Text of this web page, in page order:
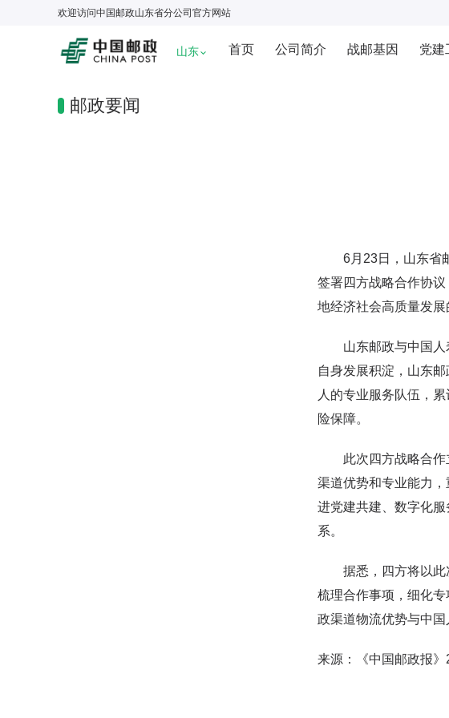
欢迎访问中国邮政山东省分公司 官方网站
山东 首页 公司简介 战邮基因 党建
邮政要闻
6月23日，山东省邮
签署四方战略合作协
地经济社会高质量发展
山东邮政与中国人寿
自身发展积淀，山东
人的专业服务队伍，
险保障。
此次四方战略合作立
渠道优势和专业能力
进党建共建、数字化
系。
据悉，四方将以此次
梳理合作事项，细化
政渠道物流优势与中
来源：《中国邮政报